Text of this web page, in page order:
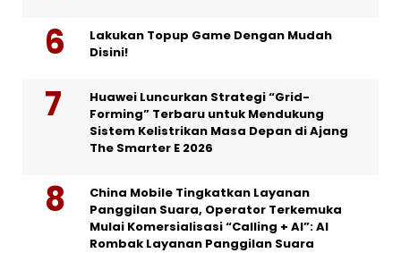
Lakukan Topup Game Dengan Mudah
Disini!
Huawei Luncurkan Strategi “Grid-
Forming” Terbaru untuk Mendukung
Sistem Kelistrikan Masa Depan di Ajang
The Smarter E 2026
China Mobile Tingkatkan Layanan
Panggilan Suara, Operator Terkemuka
Mulai Komersialisasi “Calling + AI”: AI
Rombak Layanan Panggilan Suara